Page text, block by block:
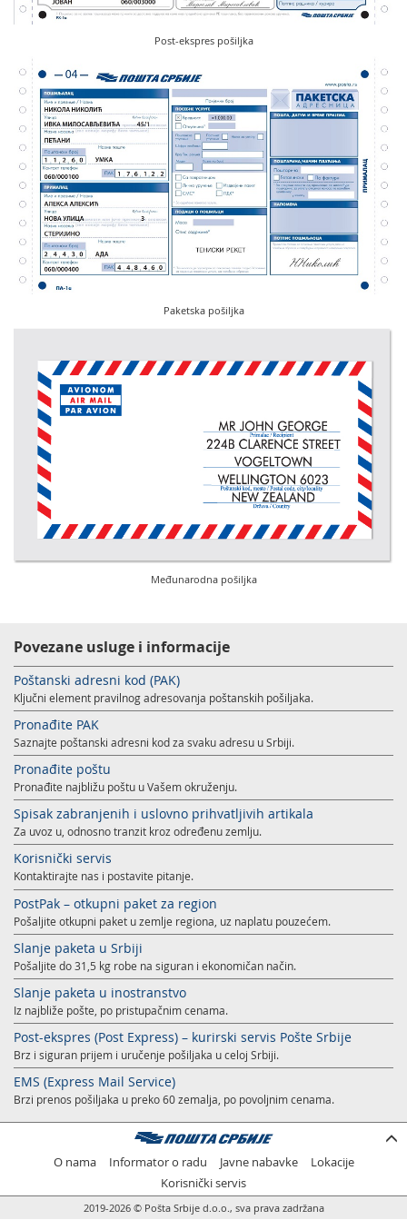
Post-ekspres pošiljka
Paketska pošiljka
Međunarodna pošiljka
Povezane usluge i informacije
Poštanski adresni kod (PAK)
Ključni element pravilnog adresovanja poštanskih pošiljaka.
Pronađite PAK
Saznajte poštanski adresni kod za svaku adresu u Srbiji.
Pronađite poštu
Pronađite najbližu poštu u Vašem okruženju.
Spisak zabranjenih i uslovno prihvatljivih artikala
Za uvoz u, odnosno tranzit kroz određenu zemlju.
Korisnički servis
Kontaktirajte nas i postavite pitanje.
PostPak – otkupni paket za region
Pošaljite otkupni paket u zemlje regiona, uz naplatu pouzećem.
Slanje paketa u Srbiji
Pošaljite do 31,5 kg robe na siguran i ekonomičan način.
Slanje paketa u inostranstvo
Iz najbliže pošte, po pristupačnim cenama.
Post-ekspres (Post Express) – kurirski servis Pošte Srbije
Brz i siguran prijem i uručenje pošiljaka u celoj Srbiji.
EMS (Express Mail Service)
Brzi prenos pošiljaka u preko 60 zemalja, po povoljnim cenama.
O nama Informator o radu Javne nabavke
Lokacije
Korisnički servis
2019-2026 © Pošta Srbije d.o.o., sva prava zadržana